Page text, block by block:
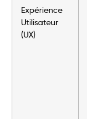
Expérience
Utilisateur
(UX)